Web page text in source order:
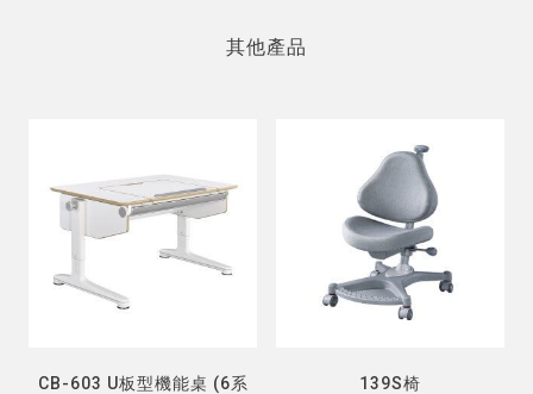
其他產品
CB-603 U板型機能桌 (6系
139S椅